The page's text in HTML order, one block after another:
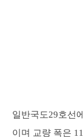
일반국도29호선
이며 교량 폭은